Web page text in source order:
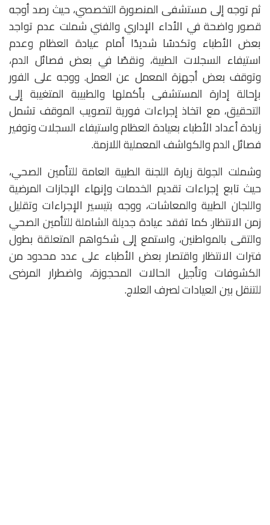
ثم توجه إلى مستشفى المنصورة التخصصي، حيث رصد أوجه
قصور واضحة في الأداء الإداري والفني شملت عدم تواجد
بعض الأطباء وتكدسًا شديدًا أمام عيادة العظام وعدم
استيفاء السجلات الطبية، ونقصًا في بعض فصائل الدم،
وتوقف بعض أجهزة المعمل عن العمل. ووجه على الفور
بإحالة إدارة المستشفى بأكملها والطبيبة المتغيبة إلى
التحقيق، مع اتخاذ إجراءات فورية لتصويب الموقف تشمل
زيادة أعداد الأطباء بعيادة العظام واستيفاء السجلات وتوفير
فصائل الدم والكواشف المعملية اللازمة.
وشملت الجولة زيارة اللجنة الطبية العامة للتأمين الصحي،
حيث تابع إجراءات تقديم الخدمات وإنهاء الإجازات المرضية
واللجان الطبية والمعاشات، ووجه بتيسير الإجراءات وتقليل
زمن الانتظار. كما تفقد عيادة جديلة الشاملة للتأمين الصحي
والتقى بالمواطنين، واستمع إلى شكواهم المتعلقة بطول
فترات الانتظار واقتصار بعض الأطباء على عدد محدود من
الكشوفات وتأجيل الحالات المحجوزة، واضطرار المرضى
للتنقل بين العيادات لصرف العلاج.